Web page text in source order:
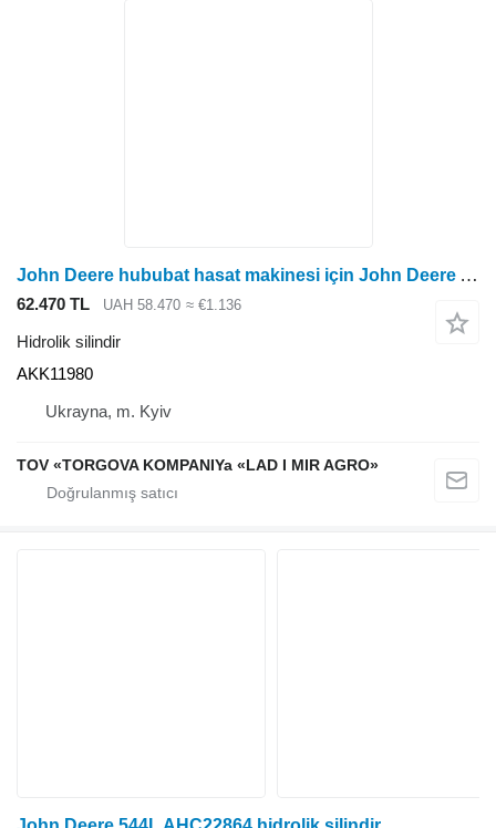
John Deere hububat hasat makinesi için John Deere AKK11980 hidrolik silindir
62.470 TL UAH 58.470 ≈ €1.136
Hidrolik silindir
AKK11980
Ukrayna, m. Kyiv
TOV «TORGOVA KOMPANIYa «LAD I MIR AGRO»